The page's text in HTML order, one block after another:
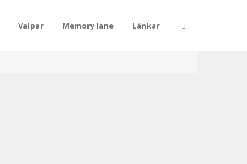
Valpar Memory lane Länkar